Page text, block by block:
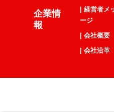
企業情
報
| 経営者メ
ージ
| 会社概要
| 会社沿革